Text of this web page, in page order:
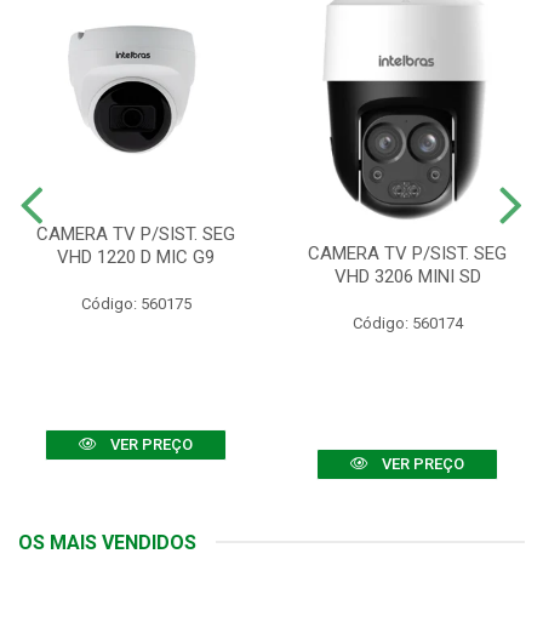
CAMERA TV P/SIST. SEG
VHD 1220 D MIC G9
Código: 560175
VER PREÇO
CAMERA TV P/SIST. SEG
VHD 3206 MINI SD
Código: 560174
VER PREÇO
OS MAIS VENDIDOS